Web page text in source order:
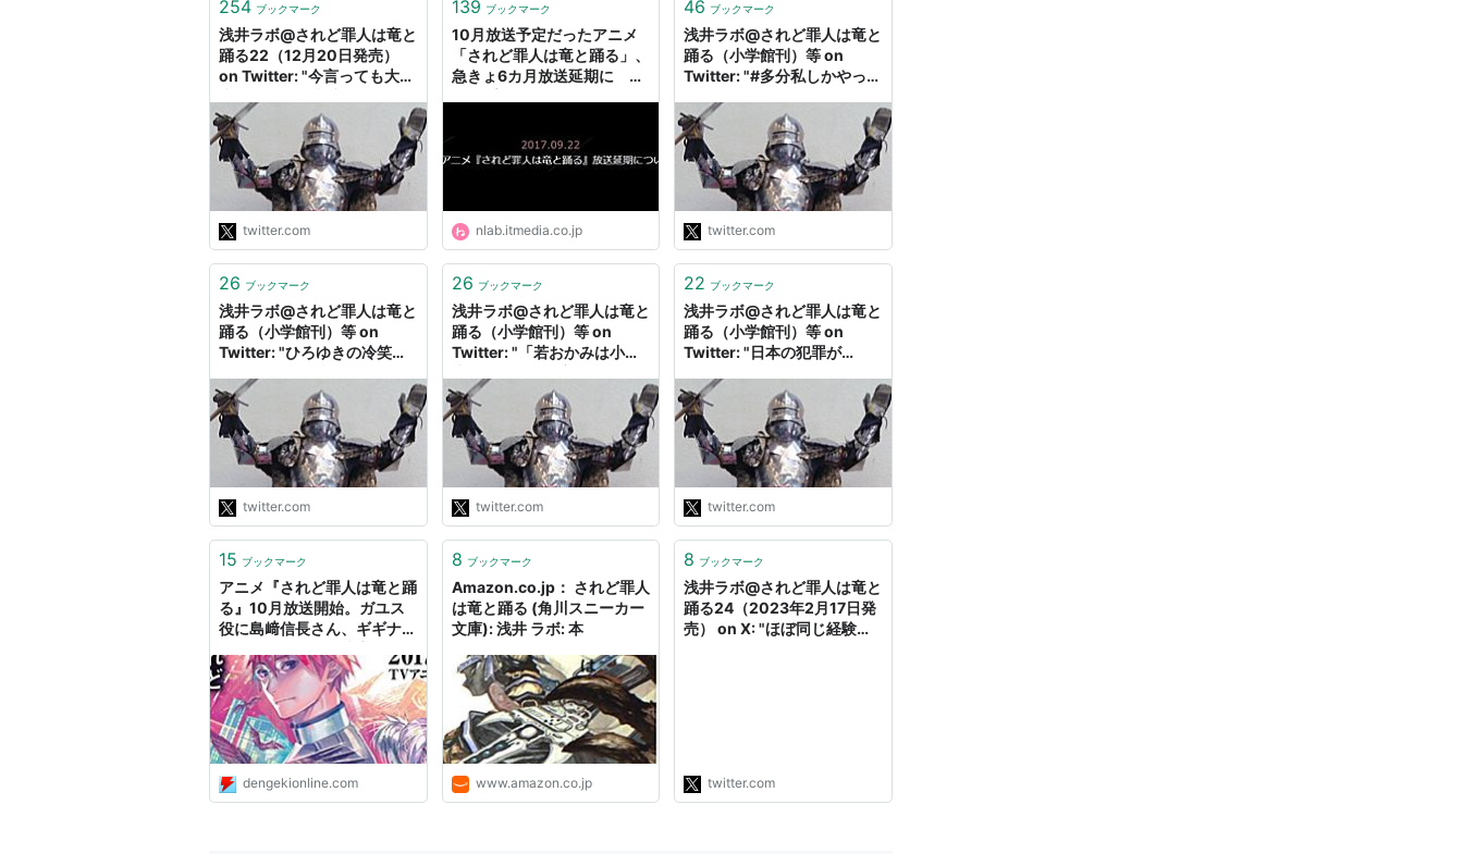
シリーズ構成：伊神貴世
キャラクターデザイン：北尾勝
アニメーション制作：セブン・アークス・ピクチャーズ
キャスト
ガユス：島崎信長
ギギナ：細谷佳正
ジヴーニャ：日笠陽子
ニドヴォルク：甲斐田裕子
モルディーン：土師孝也
ゼノビア：小島幸子
キュラソー：南條愛乃
イェスパー：星野貴紀
ベルドリト：徳井青空
アーゼル：
リスト::アニメ作品//タイトル/さ行|リスト::アニメ作品//2018年
されど罪人は竜と踊る (読書 ) 【されどつみびとはりゅうとおどる 】
浅井ラボのライトノベル。イラストは宮城。
第7回スニーカー大賞奨励賞受賞作。
角川スニーカー文庫（角川書店）で刊行されていたが、角川書店側に2007年発行の
ザ・スニーカー数号において原稿・写真を無断掲載するなどの過失があったため、
2008年からガガガ文庫（小学館）に移籍してリメイクされることになった。
2017年10月、TVアニメ化。
254 ブックマーク
浅井ラボ@されど罪人は竜と
踊る22（12月20日発売）
on Twitter: "今言っても大丈
当、涼宮ハルヒの担当でもあ
ったのだけどな。迷惑のかけ
方が凄い。"
twitter.com
139 ブックマーク
10月放送予定だったアニメ
「されど罪人は竜と踊る」、
急きょ6カ月放送延期に
nlab.itmedia.co.jp
46 ブックマーク
浅井ラボ@されど罪人は竜と
踊る（小学館刊）等 on
Twitter: "#多分私しかやって
「出版社からの迷惑を受け、
出版社側でまともな謝罪文が
書けないので、私が私に向け
て書いた謝罪文を出版社が謝
罪したものとして出版し、私
が謝罪を受け入れたことにす
る」という心霊体験、人類史
で自分以外にないだろうし、
この先もないほうがいい。"
twitter.com
26 ブックマーク
浅井ラボ@されど罪人は竜と
踊る（小学館刊）等 on
Twitter: "ひろゆきの冷笑ご
でも座り込みで、定義として
は間違っていない」というワ
ードを見事に引きだされてい
た。二手先を読まないから、
過去から未来までの座り込
み、ハンスト、デモとすべて
の行為が「え、そんなお遊び
だったの？」と人々の信を失
った。"
twitter.com
26 ブックマーク
浅井ラボ@されど罪人は竜と
踊る（小学館刊）等 on
Twitter: "「若おかみは小学
被害で亡くしたことがある人
にはきつい。 事故で両親
を失い、イマジナリーフレン
ドを三人も必要とする深刻な
ＰＴＳＤを受けた小学生が、
労働によってしか存在価値を
示せず、また事故とはいえ両
親の死の原因となった加害者
を許すほどの成長を求めるの
が。"
twitter.com
22 ブックマーク
浅井ラボ@されど罪人は竜と
踊る（小学館刊）等 on
Twitter: "日本の犯罪が
たそうで、他の先進国はどう
かなと法務省資料を見たら、
件数は人口差があるにしても
率がひでえ。アメリカにいた
っては、日本の百倍も強盗が
発生。なおそのアメリカでも
世界治安度ランキングだと真
ん中より…
https://t.co/AR4LYd7X1I"
twitter.com
15 ブックマーク
アニメ『されど罪人は竜と踊
る』10月放送開始。ガユス
役に島﨑信長さん、ギギナ役
dengekionline.com
8 ブックマーク
Amazon.co.jp： されど罪人
は竜と踊る (角川スニーカー
文庫): 浅井 ラボ: 本
www.amazon.co.jp
8 ブックマーク
浅井ラボ@されど罪人は竜と
踊る24（2023年2月17日発
売） on X: "ほぼ同じ経験を
切って、逆に賠償金を取っ
た。創作者はおとなしい善人
twitter.com